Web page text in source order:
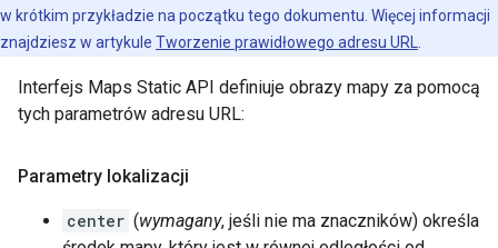
w krótkim przykładzie na początku tego dokumentu. Więcej informacji
znajdziesz w artykule Tworzenie prawidłowego adresu URL
Interfejs Maps Static API definiuje obrazy mapy za pomocą
tych parametrów adresu URL:
Parametry lokalizacji
center (wymagany, jeśli nie ma znaczników) określa